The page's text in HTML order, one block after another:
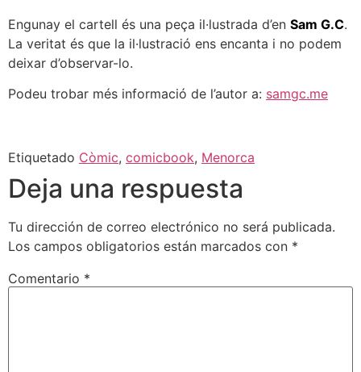
Engunay el cartell és una peça il·lustrada d’en Sam G.C.
La veritat és que la il·lustració ens encanta i no podem
deixar d’observar-lo.
Podeu trobar més informació de l’autor a: samgc.me
Etiquetado Còmic, comicbook, Menorca
Deja una respuesta
Tu dirección de correo electrónico no será publicada.
Los campos obligatorios están marcados con *
Comentario *